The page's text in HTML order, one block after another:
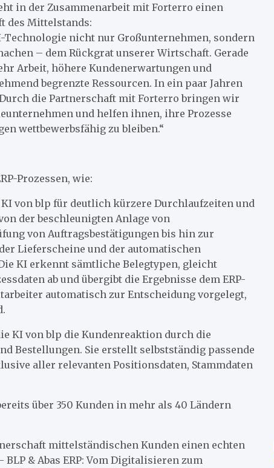
in der Zusammenarbeit mit Forterro einen
des Mittelstands:
Technologie nicht nur Großunternehmen, sondern
– dem Rückgrat unserer Wirtschaft. Gerade
Arbeit, höhere Kundenerwartungen und
begrenzte Ressourcen. In ein paar Jahren
die Partnerschaft mit Forterro bringen wir
und helfen ihnen, ihre Prozesse
wettbewerbsfähig zu bleiben.“
Prozessen, wie:
von blp für deutlich kürzere Durchlaufzeiten und
der beschleunigten Anlage von
von Auftragsbestätigungen bis hin zur
Lieferscheine und der automatischen
KI erkennt sämtliche Belegtypen, gleicht
ab und übergibt die Ergebnisse dem ERP-
automatisch zur Entscheidung vorgelegt,
KI von blp die Kundenreaktion durch die
Bestellungen. Sie erstellt selbstständig passende
aller relevanten Positionsdaten, Stammdaten
über 350 Kunden in mehr als 40 Ländern
mittelständischen Kunden einen echten
& Abas ERP: Vom Digitalisieren zum